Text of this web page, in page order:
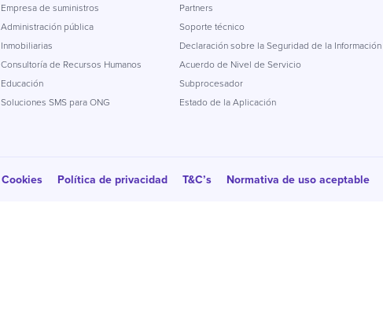
Empresa de suministros
Administración pública
Inmobiliarias
Consultoría de Recursos Humanos
Educación
Soluciones SMS para ONG
Partners
Soporte técnico
Declaración sobre la Seguridad de la Información
Acuerdo de Nivel de Servicio
Subprocesador
Estado de la Aplicación
Cookies Política de privacidad T&C’s Normativa de uso aceptable